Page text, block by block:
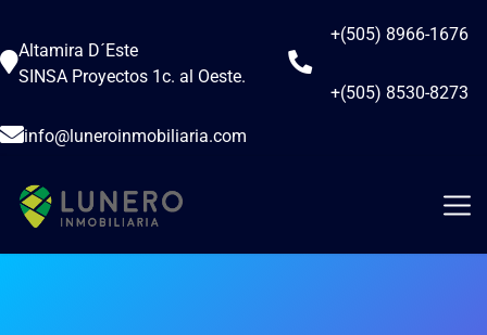
Altamira D´Este
SINSA Proyectos 1c. al Oeste.
+(505) 8966-1676
+(505) 8530-8273
info@luneroinmobiliaria.com